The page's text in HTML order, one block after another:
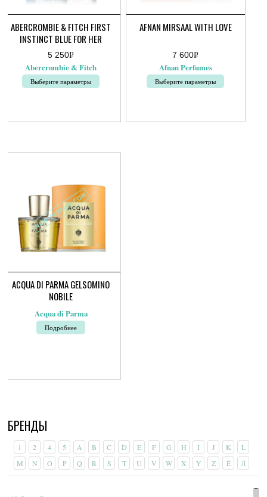
ABERCROMBIE & FITCH FIRST
INSTINCT BLUE FOR HER
5 250Р
УБ.
Abercrombie & Fitch
Выберите параметры
имеет
Опции
странице
AFNAN MIRSAAL WITH LOVE
7 600Р
УБ.
Afnan Perfumes
Выберите параметры
имеет
ACQUA DI PARMA GELSOMINO
NOBILE
Acqua di Parma
Подробнее
БРЕНДЫ
1 2 4 5 A B C D E F G H I J K
L
M
N O P Q R S T U V W X Y Z É Л